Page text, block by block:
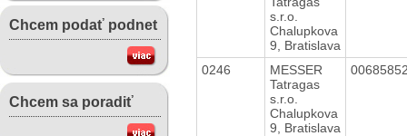
Chcem podať podnet
Chcem sa poradiť
s.r.o.
Chalupkova
9, Bratislava
0246
MESSER
Tatragas
s.r.o.
Chalupkova
9, Bratislava